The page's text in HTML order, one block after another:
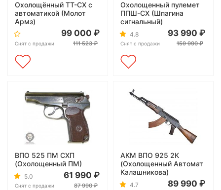
Охолощённый ТТ-СХ с
автоматикой (Молот
Армз)
Снят с продажи
99 000
111 523
Охолощенный пулемет
ППШ-СХ (Шпагина
сигнальный)
4.8
Снят с продажи
93 990
159 990
ВПО 525 ПМ СХП
(Охолощенный ПМ)
5.0
Снят с продажи
61 990
87 990
АКМ ВПО 925 2К
(Охолощенный Автомат
Калашникова)
4.7 89 990